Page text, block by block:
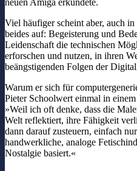
Viel häufiger scheint aber, auch
beides auf: Begeisterung und
Leidenschaft die technischen
erforschen und nutzen, in ihren
beängstigenden Folgen der
Warum er sich für
Pieter Schoolwert einmal in
»Weil ich oft denke, dass die
Welt reflektiert, ihre Fähigkeit
dann darauf zusteuern, einfach
handwerkliche, analoge
Nostalgie basiert.«